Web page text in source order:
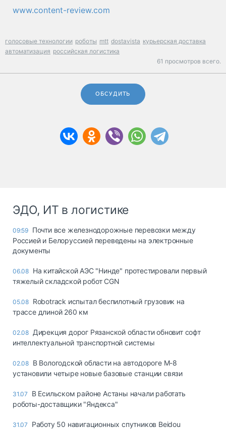
www.content-review.com
голосовые технологии роботы mtt dostavista курьерская доставка
автоматизация российская логистика
61 просмотров всего.
ОБСУДИТЬ
ЭДО, ИТ в логистике
09:59 Почти все железнодорожные перевозки между
Россией и Белоруссией переведены на электронные
документы
06.08 На китайской АЭС "Нинде" протестировали первый
тяжелый складской робот CGN
05.08 Robotrack испытал беспилотный грузовик на
трассе длиной 260 км
02.08 Дирекция дорог Рязанской области обновит софт
интеллектуальной транспортной системы
02.08 В Вологодской области на автодороге М-8
установили четыре новые базовые станции связи
31.07
В Есильском районе Астаны начали работать
роботы-доставщики "Яндекса"
31.07
Работу 50 навигационных спутников Beidou